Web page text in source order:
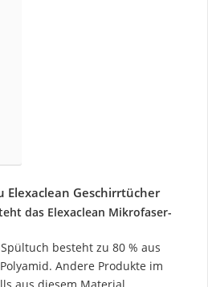
Elexaclean Geschirrtücher
das Elexaclean Mikrofaser-
besteht zu 80 % aus
Andere Produkte im